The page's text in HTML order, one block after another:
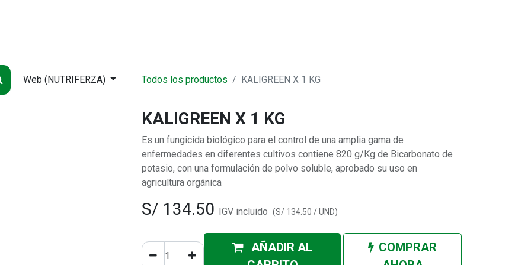
Web (NUTRIFERZA) Todos los productos KALIGREEN X 1 KG
KALIGREEN X 1 KG
Es un fungicida biológico para el control de una amplia gama de
enfermedades en diferentes cultivos contiene 820 g/Kg de Bicarbonato de
potasio, con una formulación de polvo soluble, aprobado su uso en
agricultura orgánica
S/ 134.50 IGV incluido (S/ 134.50 /UND)
AÑADIR AL
COMPRAR